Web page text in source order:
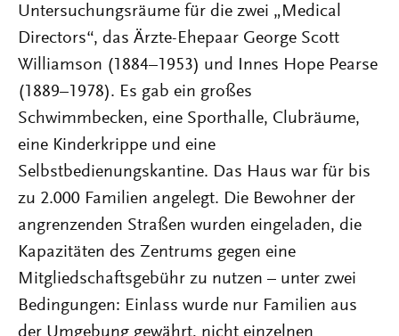
Untersuchungsräume für die zwei „Medical
Directors“, das Ärzte-Ehepaar George Scott
Williamson (1884–1953) und Innes Hope Pearse
(1889–1978). Es gab ein großes
Schwimmbecken, eine Sporthalle, Clubräume,
eine Kinderkrippe und eine
Selbstbedienungskantine. Das Haus war für bis
zu 2.000 Familien angelegt. Die Bewohner der
angrenzenden Straßen wurden eingeladen, die
Kapazitäten des Zentrums gegen eine
Mitgliedschaftsgebühr zu nutzen – unter zwei
Bedingungen: Einlass wurde nur Familien aus